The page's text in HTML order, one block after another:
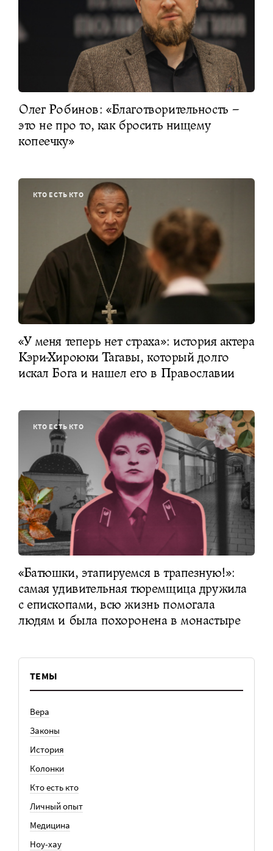
Олег Робинов: «Благотворительность –
это не про то, как бросить нищему
копеечку»
КТО ЕСТЬ КТО
«У меня теперь нет страха»: история актера
Кэри-Хироюки Тагавы, который долго
искал Бога и нашел его в Православии
КТО ЕСТЬ КТО
«Батюшки, этапируемся в трапезную!»:
самая удивительная тюремщица дружила
с епископами, всю жизнь помогала
людям и была похоронена в монастыре
ТЕМЫ
Вера
Законы
История
Колонки
Кто есть кто
Личный опыт
Медицина
Ноу-хау